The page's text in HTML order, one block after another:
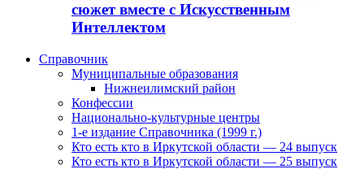
сюжет вместе с Искусственным
Интеллектом
Справочник
Муниципальные образования
Нижнеилимский район
Конфессии
Национально-культурные центры
1-е издание Справочника (1999 г.)
Кто есть кто в Иркутской области — 24 выпуск
Кто есть кто в Иркутской области — 25 выпуск